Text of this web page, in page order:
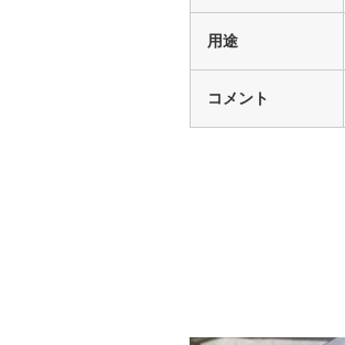
用途
コメント